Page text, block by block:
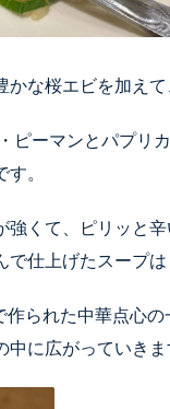
な桜エビを加え
ーマンとパプリ
。
くて、ピリッと
仕上げたスープ
られた中華点心
に広がっていきま